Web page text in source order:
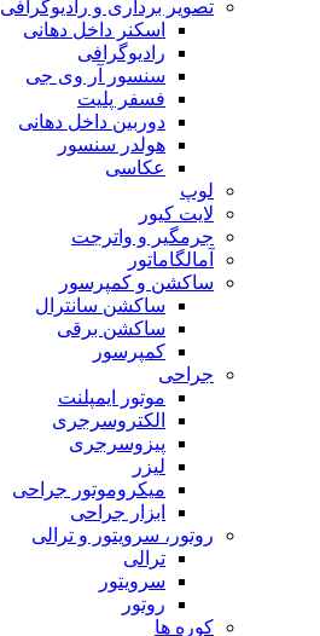
تصویر برداری و رادیوگرافی
اسکنر داخل دهانی
رادیوگرافی
سنسور آر وی جی
فسفر پلیت
دوربین داخل دهانی
هولدر سنسور
عکاسی
لوپ
لایت کیور
جرمگیر و واترجت
آمالگاماتور
ساکشن و کمپرسور
ساکشن سانترال
ساکشن برقی
کمپرسور
جراحی
موتور ایمپلنت
الکتروسرجری
پیزوسرجری
لیزر
میکروموتور جراحی
ابزار جراحی
روتور، سرویتور و ترالی
ترالی
سرویتور
روتور
کوره ها